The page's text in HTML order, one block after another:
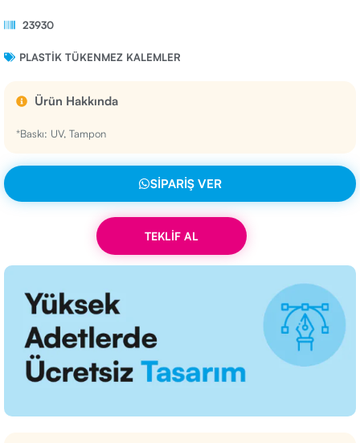
23930
PLASTIK TÜKENMEZ KALEMLER
Ürün Hakkında
*Baskı: UV, Tampon
SIPARIŞ VER
TEKLİF AL